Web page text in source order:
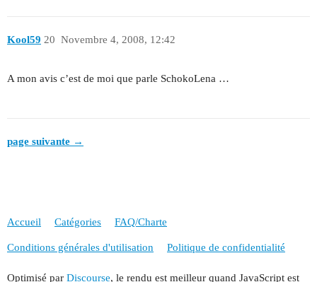
Kool59 Novembre 4, 2008, 12:42
20
A mon avis c’est de moi que parle SchokoLena …
page suivante →
Accueil Catégories FAQ/Charte
Conditions générales d'utilisation Politique de confidentialité
Optimisé par Discourse, le rendu est meilleur quand JavaScript est